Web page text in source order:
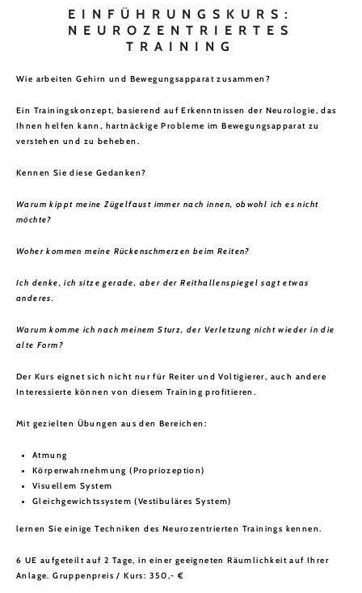
EINFÜHRUNGSKURS:
NEUROZENTRIERTES
TRAINING
Wie arbeiten Gehirn und Bewegungsapparat zusammen?
Ein Trainingskonzept, basierend auf Erkenntnissen der Neurologie, das
Ihnen helfen kann, hartnäckige Probleme im Bewegungsapparat zu
verstehen und zu beheben.
Kennen Sie diese Gedanken?
Warum kippt meine Zügelfaust immer nach innen, obwohl ich es nicht
möchte?
Woher kommen meine Rückenschmerzen beim Reiten?
Ich denke, ich sitze gerade, aber der Reithallenspiegel sagt etwas
anderes.
Warum komme ich nach meinem Sturz, der Verletzung nicht wieder in die
alte Form?
Der Kurs eignet sich nicht nur für Reiter und Voltigierer, auch andere
Interessierte können von diesem Training profitieren.
Mit gezielten Übungen aus den Bereichen:
Atmung
Körperwahrnehmung (Propriozeption)
Visuellem System
Gleichgewichtssystem (Vestibuläres System)
lernen Sie einige Techniken des Neurozentrierten Trainings kennen.
6 UE aufgeteilt auf 2 Tage, in einer geeigneten Räumlichkeit auf Ihrer
Anlage. Gruppenpreis / Kurs: 350,- €